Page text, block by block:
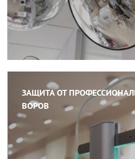
ЗАЩИТА ОТ
ВОРОВ